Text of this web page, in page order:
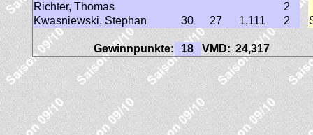
Richter, Thomas
2
Kwasniewski, Stephan
30 27 1,111 2
Gewinnpunkte: 18 VMD: 24,317